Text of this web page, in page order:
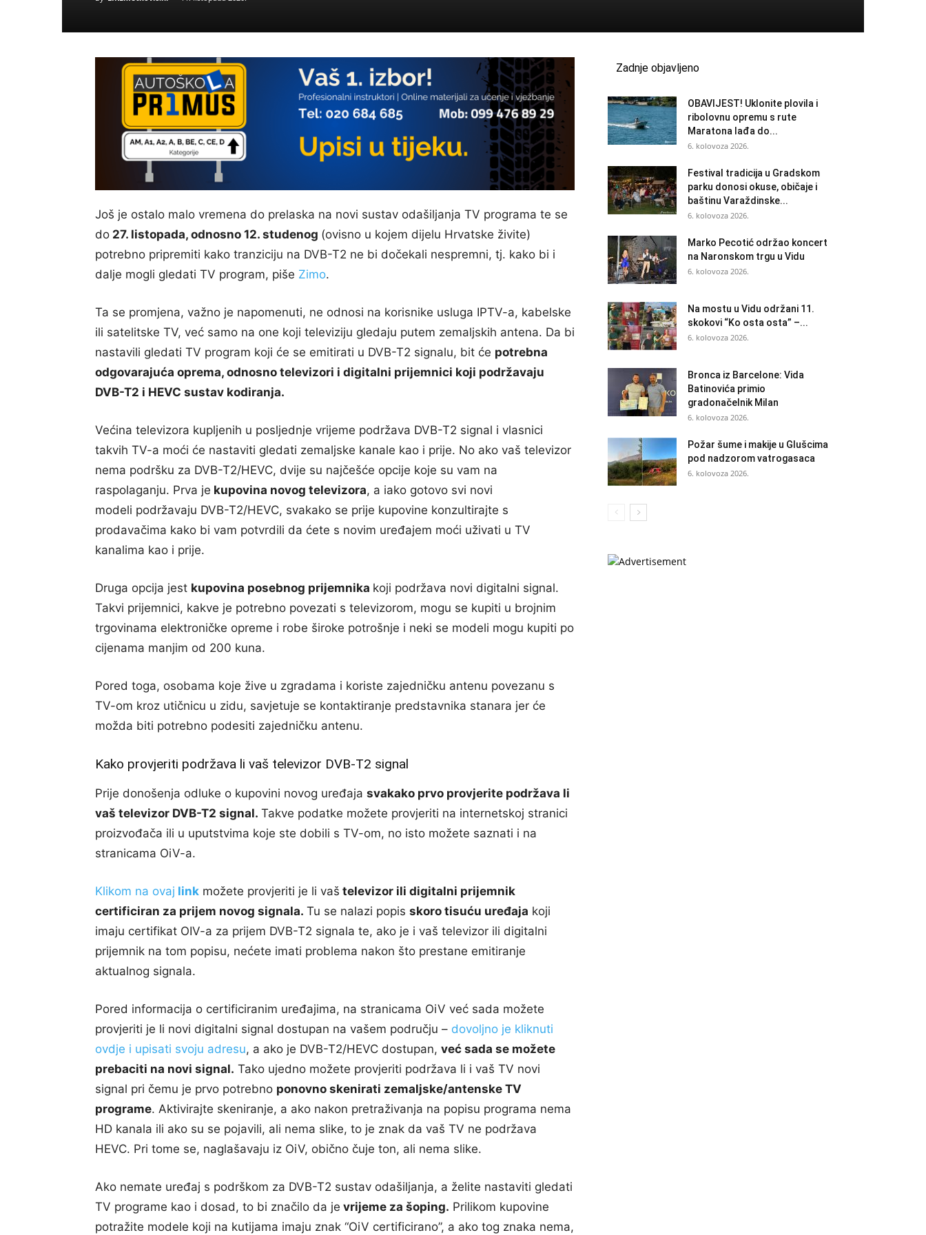
Još je ostalo malo vremena do prelaska na novi sustav odašiljanja TV programa te se
do 27. listopada, odnosno 12. studenog (ovisno u kojem dijelu Hrvatske živite)
potrebno pripremiti kako tranziciju na DVB-T2 ne bi dočekali nespremni, tj. kako bi i
dalje mogli gledati TV program, piše Zimo.
Ta se promjena, važno je napomenuti, ne odnosi na korisnike usluga IPTV-a, kabelske
ili satelitske TV, već samo na one koji televiziju gledaju putem zemaljskih antena. Da bi
nastavili gledati TV program koji će se emitirati u DVB-T2 signalu, bit će potrebna
odgovarajuća oprema, odnosno televizori i digitalni prijemnici koji podržavaju
DVB-T2 i HEVC sustav kodiranja.
Većina televizora kupljenih u posljednje vrijeme podržava DVB-T2 signal i vlasnici
takvih TV-a moći će nastaviti gledati zemaljske kanale kao i prije. No ako vaš televizor
nema podršku za DVB-T2/HEVC, dvije su najčešće opcije koje su vam na
raspolaganju. Prva je kupovina novog televizora, a iako gotovo svi novi
modeli podržavaju DVB-T2/HEVC, svakako se prije kupovine konzultirajte s
prodavačima kako bi vam potvrdili da ćete s novim uređajem moći uživati u TV
kanalima kao i prije.
Druga opcija jest kupovina posebnog prijemnika koji podržava novi digitalni signal.
Takvi prijemnici, kakve je potrebno povezati s televizorom, mogu se kupiti u brojnim
trgovinama elektroničke opreme i robe široke potrošnje i neki se modeli mogu kupiti po
cijenama manjim od 200 kuna.
Pored toga, osobama koje žive u zgradama i koriste zajedničku antenu povezanu s
TV-om kroz utičnicu u zidu, savjetuje se kontaktiranje predstavnika stanara jer će
možda biti potrebno podesiti zajedničku antenu.
Kako provjeriti podržava li vaš televizor DVB-T2 signal
Prije donošenja odluke o kupovini novog uređaja svakako prvo provjerite podržava li
vaš televizor DVB-T2 signal. Takve podatke možete provjeriti na internetskoj stranici
proizvođača ili u uputstvima koje ste dobili s TV-om, no isto možete saznati i na
stranicama OiV-a.
Klikom na ovaj link možete provjeriti je li vaš televizor ili digitalni prijemnik
certificiran za prijem novog signala. Tu se nalazi popis skoro tisuću uređaja koji
imaju certifikat OIV-a za prijem DVB-T2 signala te, ako je i vaš televizor ili digitalni
prijemnik na tom popisu, nećete imati problema nakon što prestane emitiranje
aktualnog signala.
Pored informacija o certificiranim uređajima, na stranicama OiV već sada možete
provjeriti je li novi digitalni signal dostupan na vašem području – dovoljno je kliknuti
ovdje i upisati svoju adresu, a ako je DVB-T2/HEVC dostupan, već sada se možete
prebaciti na novi signal. Tako ujedno možete provjeriti podržava li i vaš TV novi
signal pri čemu je prvo potrebno ponovno skenirati zemaljske/antenske TV
programe. Aktivirajte skeniranje, a ako nakon pretraživanja na popisu programa nema
HD kanala ili ako su se pojavili, ali nema slike, to je znak da vaš TV ne podržava
HEVC. Pri tome se, naglašavaju iz OiV, obično čuje ton, ali nema slike.
Ako nemate uređaj s podrškom za DVB-T2 sustav odašiljanja, a želite nastaviti gledati
TV programe kao i dosad, to bi značilo da je vrijeme za šoping. Prilikom kupovine
potražite modele koji na kutijama imaju znak “OiV certificirano”, a ako tog znaka nema,
Zadnje objavljeno
OBAVIJEST! Uklonite plovila i
ribolovnu opremu s rute
Maratona lađa do...
6. kolovoza 2026.
Festival tradicija u Gradskom
parku donosi okuse, običaje i
baštinu Varaždinske...
6. kolovoza 2026.
Marko Pecotić održao koncert
na Naronskom trgu u Vidu
6. kolovoza 2026.
Na mostu u Vidu održani 11.
skokovi “Ko osta osta” –...
6. kolovoza 2026.
Bronca iz Barcelone: Vida
Batinovića primio
gradonačelnik Milan
6. kolovoza 2026.
Požar šume i makije u Glušcima
pod nadzorom vatrogasaca
6. kolovoza 2026.